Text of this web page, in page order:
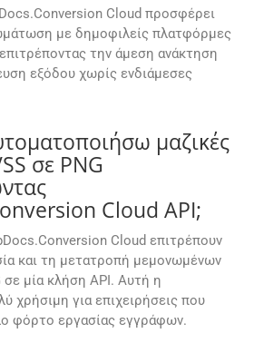
Cloud προσφέρει
με δημοφιλείς πλατφόρμες
την άμεση ανάκτηση
εξόδου χωρίς ενδιάμεσες
μαζικές
σε PNG
Cloud API;
Cloud επιτρέπουν
και τη μετατροπή μεμονωμένων
σε μία κλήση API. Αυτή η
χρήσιμη για επιχειρήσεις που
φόρτο εργασίας εγγράφων.